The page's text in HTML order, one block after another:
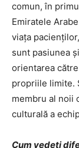
comun, în
Emiratele
viaţa
sunt pasiunea
orientarea
propriile limite.
membru al noii
culturală a
Cum vedeţi